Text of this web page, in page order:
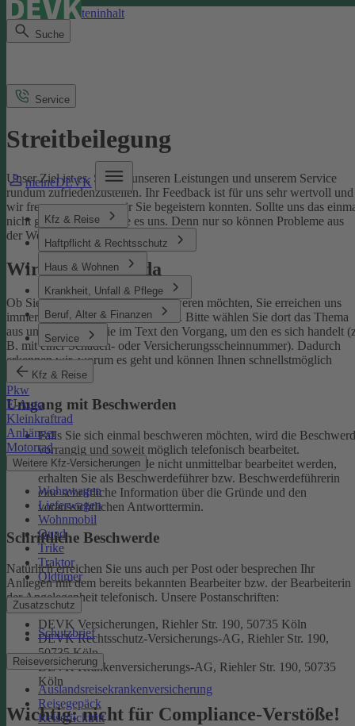
Direkt zum Seiteninhalt
Suche
meineDEVK
Kfz & Reise
Haftpflicht & Rechtsschutz
Haus & Wohnen
Krankheit, Unfall & Pflege
Beruf, Alter & Finanzen
Service
Kfz & Reise
Pkw
E-Auto
Kleinkraftrad
Anhänger
Motorrad
Weitere Kfz-Versicherungen
Wohnwagen
Lieferwagen
Wohnmobil
Quad
Trike
Traktor
Oldtimer
Zusatzschutz
Schutzbrief
Reiseversicherung
Auslandsreisekrankenversicherung
Reisegepäck
Reiserücktritt
Service
Streitbeilegung
Unser Ziel ist es, Sie mit unseren Leistungen und unserem Service
rundum zufriedenzustellen. Ihr Feedback ist für uns sehr wertvoll und
wir freuen uns, wenn wir Sie begeistern konnten. Sollte uns das
nicht gelingen, sagen Sie es uns. Denn nur so können Probleme aus
der Welt geschafft werden.
Wir sind für Sie da
Ob Sie uns loben oder sich beschweren möchten, Sie erreichen uns
immer über unser Kontaktformular
. Bitte wählen Sie dort das Thema
aus und benennen Sie im Text den Vorgang, um den es sich handelt
B. mit einer Schaden- oder Versicherungsscheinnummer). Dadurch
erkennen wir, worum es geht und können Ihnen schnellstmöglich
weiterhelfen.
Umgang mit Beschwerden
Falls Sie sich einmal beschweren möchten, wird die
vorrangig und soweit möglich telefonisch bearbeitet.
Kann eine Beschwerde nicht unmittelbar bearbeitet werden,
erhalten Sie als Beschwerdeführer bzw. Beschwerdeführerin
eine schriftliche Information über die Gründe und den
voraussichtlichen Antworttermin.
Schriftliche Beschwerde
Natürlich erreichen Sie uns auch per Post oder besprechen Ihr
Anliegen mit dem bereits bekannten Bearbeiter bzw. der Bearbeiterin
der Angelegenheit telefonisch. Unsere Postanschriften:
DEVK Versicherungen, Riehler Str. 190, 50735 Köln
DEVK Rechtsschutz-Versicherungs-AG, Riehler Str. 190,
50735 Köln
DEVK Krankenversicherungs-AG, Riehler Str. 190, 50735
Köln
Wichtig: nicht für Compliance-Verstöße!